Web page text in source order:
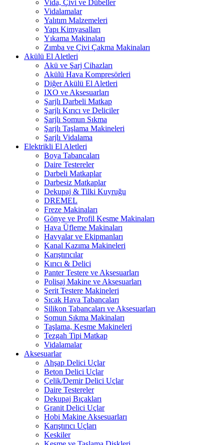
Vida, Çivi ve Dübeller
Vidalamalar
Yalıtım Malzemeleri
Yapı Kimyasalları
Yıkama Makinaları
Zımba ve Çivi Çakma Makinaları
Akülü El Aletleri
Akü ve Şarj Cihazları
Akülü Hava Kompresörleri
Diğer Akülü El Aletleri
IXO ve Aksesuarları
Şarjlı Darbeli Matkap
Şarjlı Kırıcı ve Deliciler
Şarjlı Somun Sıkma
Şarjlı Taşlama Makineleri
Şarjlı Vidalama
Elektrikli El Aletleri
Boya Tabancaları
Daire Testereler
Darbeli Matkaplar
Darbesiz Matkaplar
Dekupaj & Tilki Kuyruğu
DREMEL
Freze Makinaları
Gönye ve Profil Kesme Makinaları
Hava Üfleme Makinaları
Havyalar ve Ekipmanları
Kanal Kazıma Makineleri
Karıştırıcılar
Kırıcı & Delici
Panter Testere ve Aksesuarları
Polisaj Makine ve Aksesuarları
Şerit Testere Makineleri
Sıcak Hava Tabancaları
Silikon Tabancaları ve Aksesuarları
Somun Sıkma Makinaları
Taşlama, Kesme Makineleri
Tezgah Tipi Matkap
Vidalamalar
Aksesuarlar
Ahşap Delici Uçlar
Beton Delici Uçlar
Çelik/Demir Delici Uçlar
Daire Testereler
Dekupaj Bıçakları
Granit Delici Uçlar
Hobi Makine Aksesuarları
Karıştırıcı Uçları
Keskiler